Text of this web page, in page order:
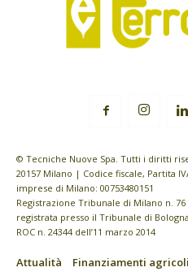
© Tecniche Nuove Spa. Tutti i diritti
20157 Milano | Codice fiscale, Partita
imprese di Milano: 00753480151
Registrazione Tribunale di Milano n.
registrata presso il Tribunale di
ROC n. 24344 dell’11 marzo 2014
Attualità Finanziamenti agricoli